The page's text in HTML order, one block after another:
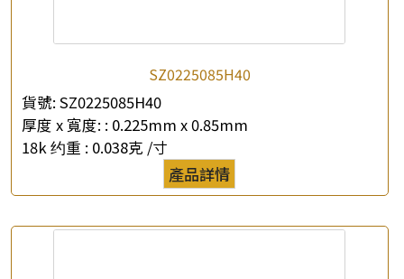
產品查詢
*你的名字
公司名稱
SZ0225085H40
貨號: SZ0225085H40
厚度 x 寬度: : 0.225mm x 0.85mm
18k 约重 : 0.038克 /寸
產品詳情